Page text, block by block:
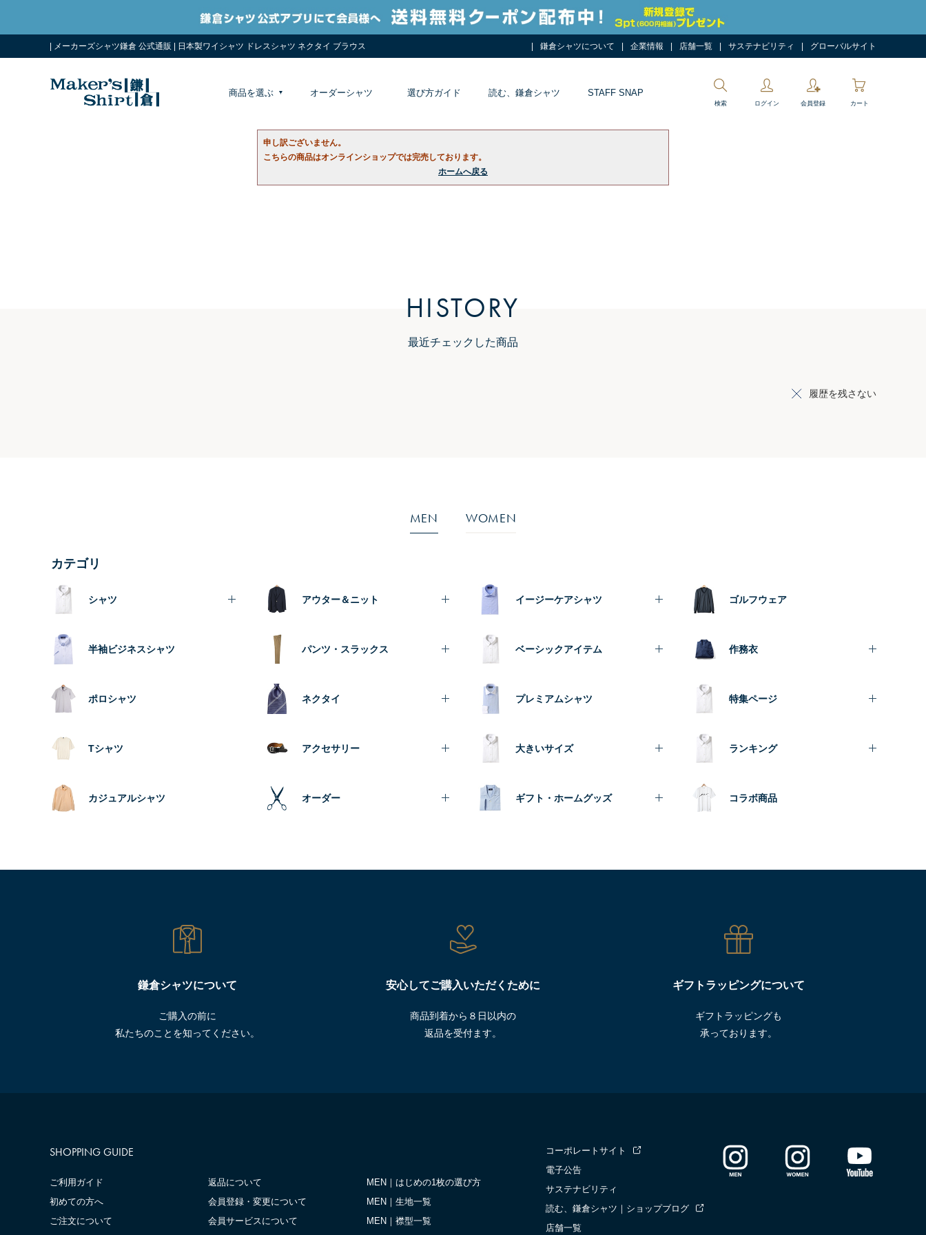
| メーカーズシャツ鎌倉 公式通販 | 日本製ワイシャツ ドレスシャツ ネクタイ ブラウス 鎌倉シャツについて 企業情報 店舗一覧 サステナビリティ グローバルサイト
商品を選ぶ オーダーシャツ 選び方ガイド 読む、鎌倉シャツ STAFF SNAP
検索 ログイン 会員登録 カート
申し訳ございません。
こちらの商品はオンラインショップでは完売しております。
ホームへ戻る
HISTORY
最近チェックした商品
履歴を残さない
MEN WOMEN
カテゴリ
シャツ
半袖ビジネスシャツ
ポロシャツ
Tシャツ
カジュアルシャツ
アウター＆ニット
パンツ・スラックス
ネクタイ
アクセサリー
オーダー
イージーケアシャツ
ベーシックアイテム
プレミアムシャツ
大きいサイズ
ギフト・ホームグッズ
ゴルフウェア
作務衣
特集ページ
ランキング
コラボ商品
鎌倉シャツについて
ご購入の前に
私たちのことを知ってください。
安心してご購入いただくために
商品到着から８日以内の
返品を受付ます。
ギフトラッピングについて
ギフトラッピングも
承っております。
SHOPPING GUIDE
ご利用ガイド
初めての方へ
ご注文について
返品について
会員登録・変更について
会員サービスについて
MEN｜はじめの1枚の選び方
MEN｜生地一覧
MEN｜襟型一覧
コーポレートサイト
電子公告
サステナビリティ
読む、鎌倉シャツ｜ショップブログ
店舗一覧